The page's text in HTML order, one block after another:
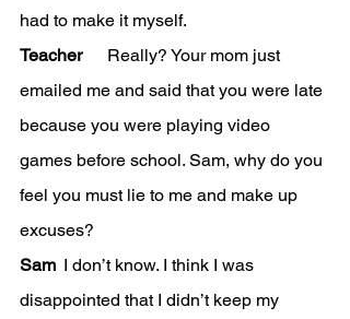
had to make it myself.
Teacher
emailed me and said that you were late
because you were playing video
games before school. Sam, why do you
feel you must lie to me and make up
excuses?
Sam
disappointed that I didn’t keep my